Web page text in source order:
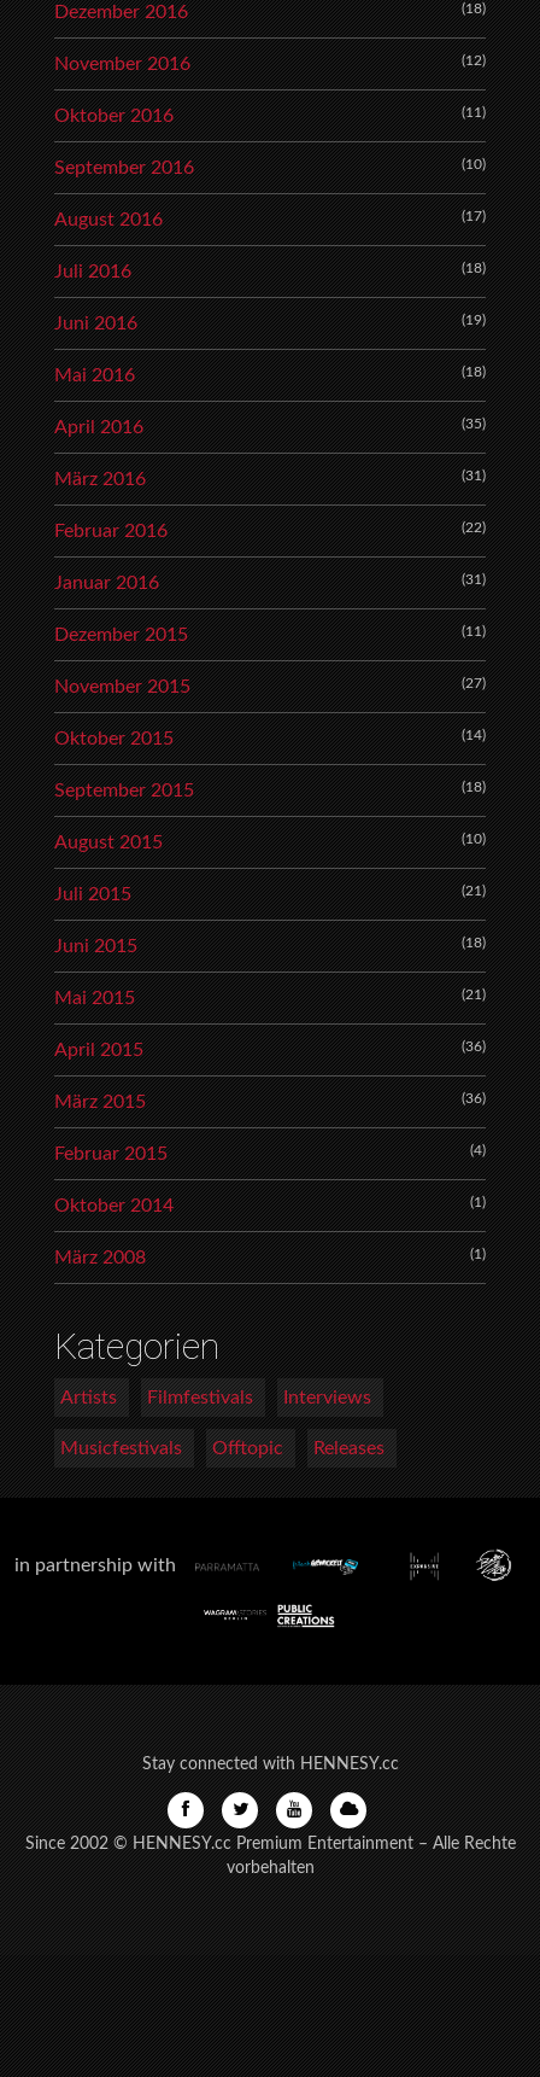
Dezember 2016 (18)
November 2016 (12)
Oktober 2016 (11)
September 2016 (10)
August 2016 (17)
Juli 2016 (18)
Juni 2016 (19)
Mai 2016 (18)
April 2016 (35)
März 2016 (31)
Februar 2016 (22)
Januar 2016 (31)
Dezember 2015 (11)
November 2015 (27)
Oktober 2015 (14)
September 2015 (18)
August 2015 (10)
Juli 2015 (21)
Juni 2015 (18)
Mai 2015 (21)
April 2015 (36)
März 2015 (36)
Februar 2015 (4)
Oktober 2014 (1)
März 2008 (1)
Kategorien
Artists Filmfestivals Interviews
Musicfestivals Offtopic Releases
in partnership with
Stay connected with HENNESY.cc
Since 2002 © HENNESY.cc Premium Entertainment – Alle Rechte
vorbehalten